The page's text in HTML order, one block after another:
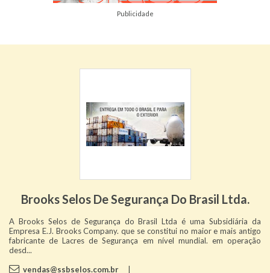
Publicidade
Brooks Selos De Segurança Do Brasil Ltda.
A Brooks Selos de Segurança do Brasil Ltda é uma Subsidiária da
Empresa E.J. Brooks Company. que se constitui no maior e mais antigo
fabricante de Lacres de Segurança em nível mundial. em operação
desd...
vendas@ssbselos.com.br